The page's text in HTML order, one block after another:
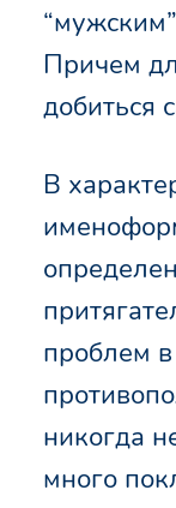
Причем
добиться
В
проблем
никогда
много